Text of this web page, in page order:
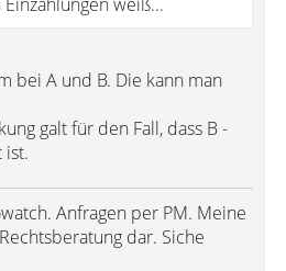
bei A und B. Die kann man
galt für den Fall, dass B -
ist.
Anfragen per PM. Meine
dar. Siche